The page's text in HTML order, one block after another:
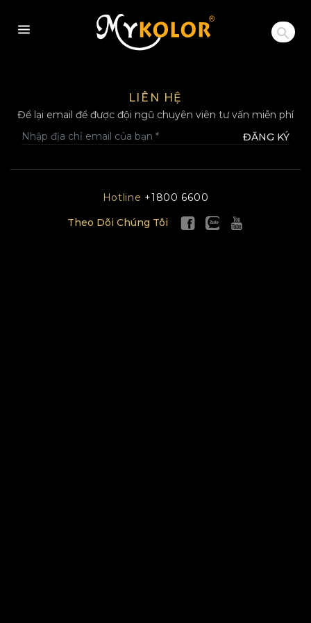
MYKOLOR
LIÊN HỆ
Để lại email để được đội ngũ chuyên viên tư vấn miễn phí
ĐĂNG KÝ
Hotline +1800 6600
Theo Dõi Chúng Tôi